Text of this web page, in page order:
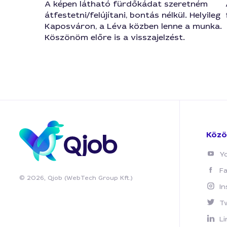
A képen látható fürdőkádat szeretném
átfestetni/felújítani, bontás nélkül. Helyileg
Kaposváron, a Léva közben lenne a munka.
Köszönöm előre is a visszajelzést.
© 2026, Qjob (WebTech Group Kft.)